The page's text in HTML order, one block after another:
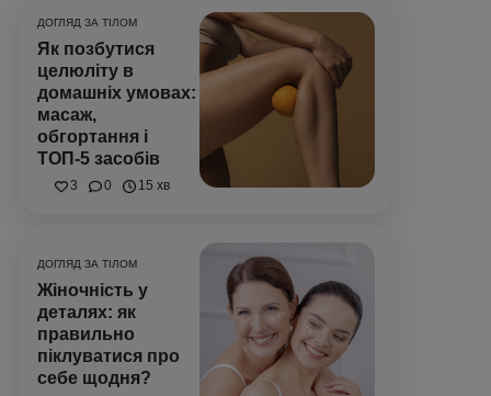
ДОГЛЯД ЗА ТІЛОМ
Як позбутися
целюліту в
домашніх умовах:
масаж,
обгортання і
ТОП-5 засобів
3 0 15 хв
ДОГЛЯД ЗА ТІЛОМ
Жіночність у
деталях: як
правильно
піклуватися про
себе щодня?